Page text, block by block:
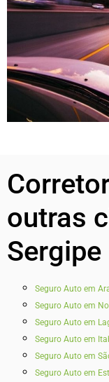
outras
Sergipe
Seguro Auto em
Seguro Auto em
Seguro Auto em
Seguro Auto em
Seguro Auto em
Seguro Auto em